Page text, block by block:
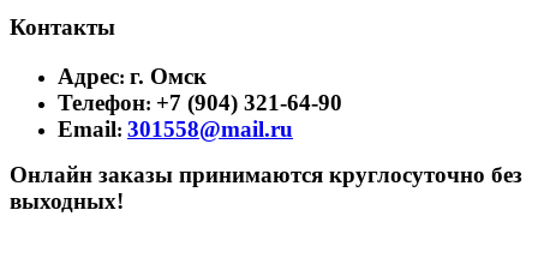
Контакты
Адрес: г. Омск
Телефон: +7 (904) 321-64-90
Email: 301558@mail.ru
Онлайн заказы принимаются круглосуточно без
выходных!